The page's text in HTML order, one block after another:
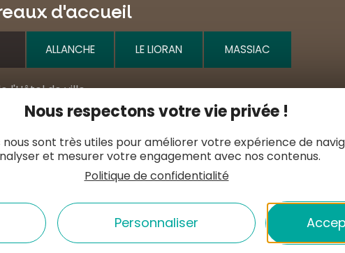
d'accueil
ALLANCHE LE LIORAN MASSIAC
l'Hôtel de ville
Nos horaires
Nous respectons votre vie privée !
nous sont très utiles pour améliorer votre expérience de
et mesurer votre engagement avec nos contenus.
Politique de confidentialité
Personnaliser